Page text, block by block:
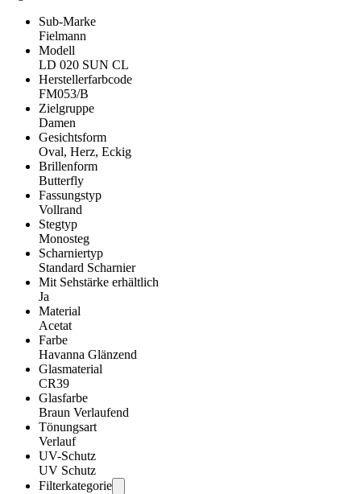
Sub-Marke
Fielmann
Modell
LD 020 SUN CL
Herstellerfarbcode
FM053/B
Zielgruppe
Damen
Gesichtsform
Oval, Herz, Eckig
Brillenform
Butterfly
Fassungstyp
Vollrand
Stegtyp
Monosteg
Scharniertyp
Standard Scharnier
Mit Sehstärke erhältlich
Ja
Material
Acetat
Farbe
Havanna Glänzend
Glasmaterial
CR39
Glasfarbe
Braun Verlaufend
Tönungsart
Verlauf
UV-Schutz
UV Schutz
Filterkategorie